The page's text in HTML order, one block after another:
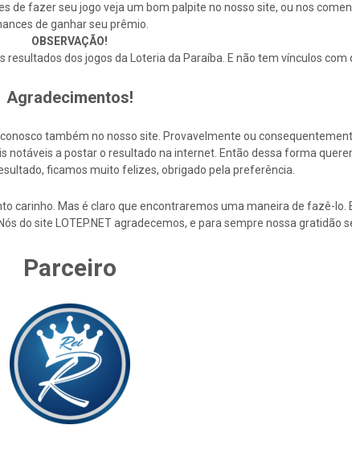
de fazer seu jogo veja um bom palpite no nosso site, ou nos
de ganhar seu prêmio.
OBSERVAÇÃO!
dos jogos da Loteria da Paraíba. E não tem vínculos
Agradecimentos!
também no nosso site. Provavelmente ou
a postar o resultado na internet. Então dessa forma
ficamos muito felizes, obrigado pela preferência.
Mas é claro que encontraremos uma maneira de fazê-lo.
do site LOTEP.NET agradecemos, e para sempre nossa gratidão
Parceiro